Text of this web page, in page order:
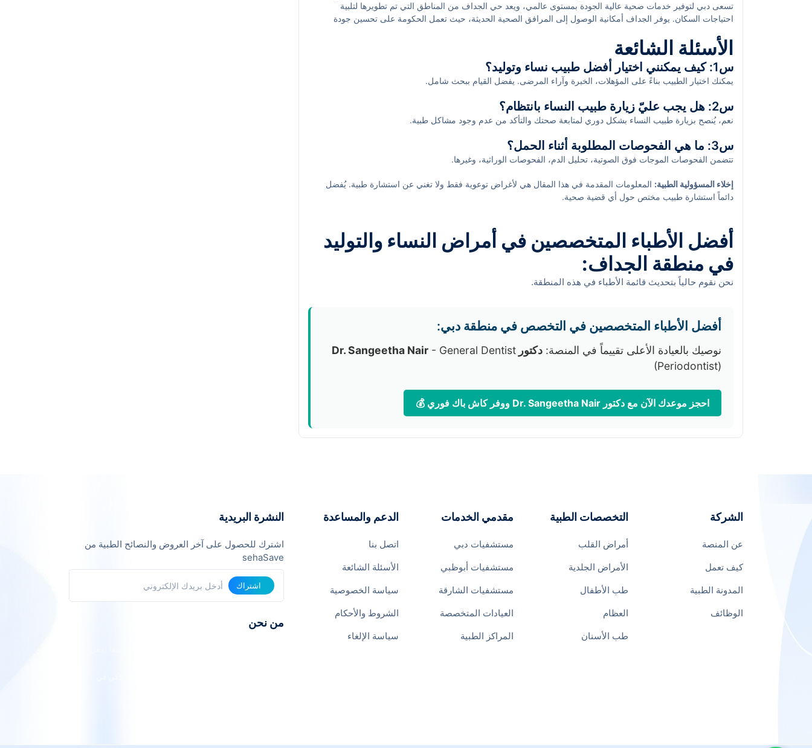
تسعى دبي لتوفير خدمات صحية عالية الجودة بمستوى عالمي، ويعد حي الجداف من المناطق التي تم تطويرها لتلبية
احتياجات السكان. يوفر الجداف أمكانية الوصول إلى المرافق الصحية الحديثة، حيث تعمل الحكومة على تحسين جودة
الأسئلة الشائعة
س1: كيف يمكنني اختيار أفضل طبيب نساء وتوليد؟
يمكنك اختيار الطبيب بناءً على المؤهلات، الخبرة وآراء المرضى. يفضل القيام ببحث شامل.
س2: هل يجب عليّ زيارة طبيب النساء بانتظام؟
نعم، يُنصح بزيارة طبيب النساء بشكل دوري لمتابعة صحتك والتأكد من عدم وجود مشاكل طبية.
س3: ما هي الفحوصات المطلوبة أثناء الحمل؟
تتضمن الفحوصات الموجات فوق الصوتية، تحليل الدم، الفحوصات الوراثية، وغيرها.
إخلاء المسؤولية الطبية: المعلومات المقدمة في هذا المقال هي لأغراض توعوية فقط ولا تغني عن استشارة طبية. يُفضل
دائماً استشارة طبيب مختص حول أي قضية صحية.
أفضل الأطباء المتخصصين في أمراض النساء والتوليد
في منطقة الجداف:
نحن نقوم حالياً بتحديث قائمة الأطباء في هذه المنطقة.
أفضل الأطباء المتخصصين في التخصص في منطقة دبي:
نوصيك بالعيادة الأعلى تقييماً في المنصة: دكتور Dr. Sangeetha Nair - General Dentist
(Periodontist)
احجز موعدك الآن مع دكتور Dr. Sangeetha Nair ووفر كاش باك فوري 💰
الشركة
عن المنصة
كيف تعمل
المدونة الطبية
الوظائف
التخصصات الطبية
أمراض القلب
الأمراض الجلدية
طب الأطفال
العظام
طب الأسنان
مقدمي الخدمات
مستشفيات دبي
مستشفيات أبوظبي
مستشفيات الشارقة
العيادات المتخصصة
المراكز الطبية
الدعم والمساعدة
اتصل بنا
الأسئلة الشائعة
سياسة الخصوصية
الشروط والأحكام
سياسة الإلغاء
النشرة البريدية
اشترك للحصول على آخر العروض والنصائح الطبية من
sehaSave
اشتراك
من نحن